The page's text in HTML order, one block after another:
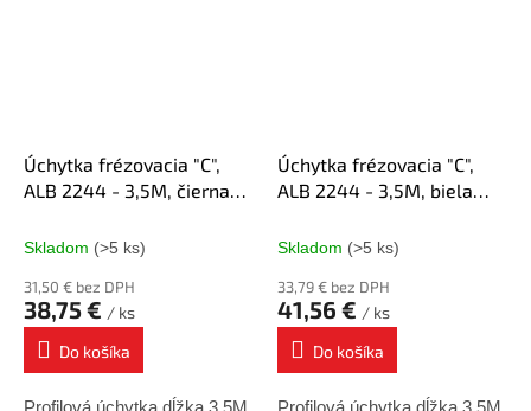
Úchytka frézovacia "C",
ALB 2244 - 3,5M, čierna
Skladom (>5 ks)
31,50 € bez DPH
38,75 € / ks
Do košíka
Profilová úchytka dĺžka 3,5M
Úchytka frézovacia "C",
ALB 2244 - 3,5M, biela
Skladom (>5 ks)
33,79 € bez DPH
41,56 € / ks
Do košíka
Profilová úchytka dĺžka 3,5M